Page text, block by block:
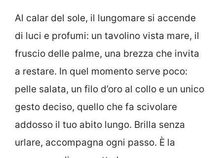
Al calar del sole, il lungomare si accende
di luci e profumi: un tavolino vista mare, il
fruscio delle palme, una brezza che invita
a restare. In quel momento serve poco:
pelle salata, un filo d’oro al collo e un unico
gesto deciso, quello che fa scivolare
addosso il tuo abito lungo. Brilla senza
urlare, accompagna ogni passo. È la